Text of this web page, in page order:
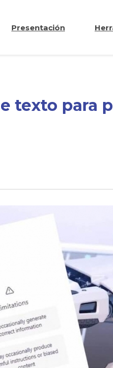
Presentación
texto para